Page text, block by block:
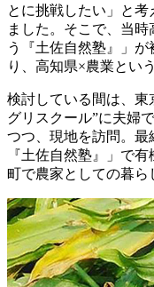
とに挑戦したい」と
ました。そこで、当
う『土佐自然塾』」
り、高知県×農業とい
検討している間は、東
グリスクール”に夫婦
つつ、現地を訪問。最
『土佐自然塾』」で
町で農家としての暮ら